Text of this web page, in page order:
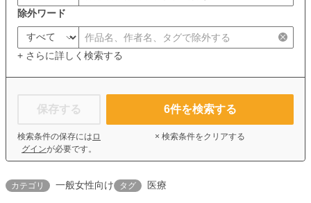
除外ワード
+ さらに詳しく検索する
保存する
検索条件の保存には ロ
グインが必要です。
6件を検索する
× 検索条件をクリアする
カテゴリ 一般女性向け タグ 医療